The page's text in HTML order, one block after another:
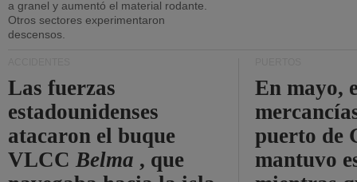
a granel y aumentó el material rodante.
Otros sectores experimentaron
descensos.
Las fuerzas
estadounidenses
atacaron el buque
VLCCBelma , que
En mayo,
puerto de
mantuvo